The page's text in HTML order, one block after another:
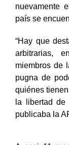
nuevamente
país se
“Hay que
arbitrarias,
miembros de
pugna de
quiénes
la libertad de
publicaba la